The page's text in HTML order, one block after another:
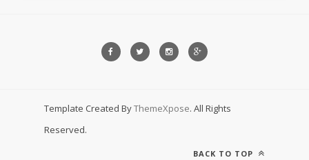
Template Created ByThemeXpose. All Rights
Reserved.
BACK TO TOP